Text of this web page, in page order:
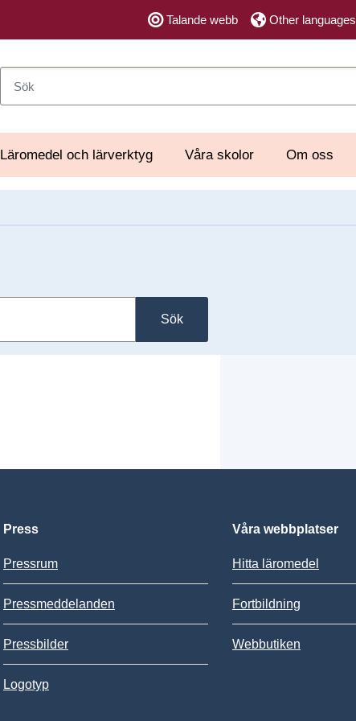
Talande webb Other languages
Läromedel och lärverktyg Våra skolor Om oss
Sök
Press
Pressrum
Pressmeddelanden
Pressbilder
Logotyp
Våra webbplatser
Hitta läromedel
Fortbildning
Webbutiken